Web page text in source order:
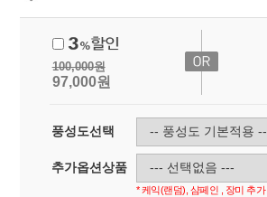
100,000원
97,000원
풍성도선택
추가옵션상품
* 케익(랜덤), 샴페인 , 장미 추가